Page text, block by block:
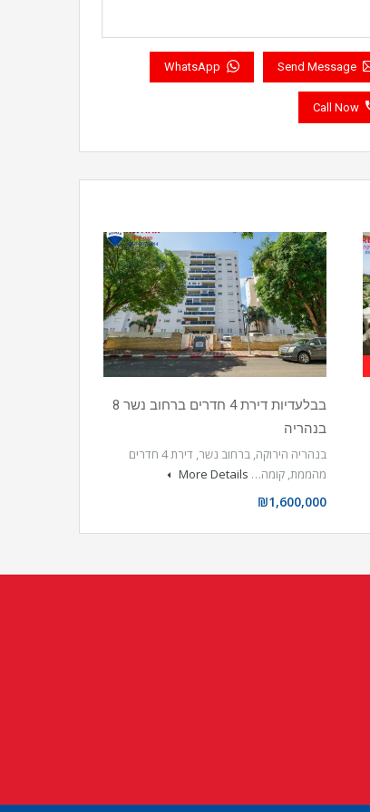
Send Message
WhatsApp
Call Now
בבלעדיות דירת 4 חדרים ברחוב נשר 8
בנהריה
בנהריה הירוקה, ברחוב נשר, דירת 4 חדרים
מהממת, קומה… More Details
₪1,600,000